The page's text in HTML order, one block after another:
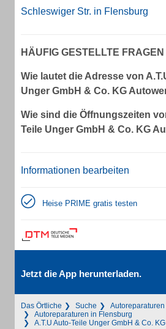
Schleswiger Str. in Flensburg
HÄUFIG GESTELLTE FRAGEN
Wie lautet die Adresse von
Unger GmbH & Co. KG
Wie sind die Öffnungszeiten
Teile Unger GmbH & Co. KG
Informationen bearbeiten
Heise PRIME gratis testen
Jetzt die App herunterladen.
Das Örtliche Suche
Autoreparaturen
Autoreparaturen in Flensburg
A.T.U Auto-Teile Unger GmbH & Co.